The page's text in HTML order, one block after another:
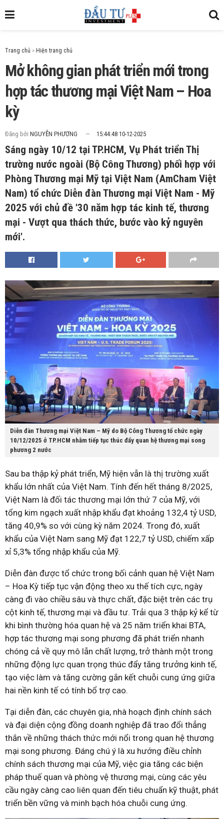
Trang chủ »
Mở không gian phát triển mới trong
hợp tác thương mại Việt Nam – Hoa
kỳ
Đăng bởi NGUYỄN PHƯƠNG 15:44:48 10-12-2025
Sáng ngày 10/12 tại TP.HCM, Vụ Phát triển Thị
trường nước ngoài (Bộ Công Thương) phối hợp với
Phòng Thương mại Mỹ tại Việt Nam (AmCham Việt
Nam) tổ chức Diễn đàn Thương mại Việt Nam - Mỹ
2025 với chủ đề '30 năm hợp tác kinh tế, thương
mại - Vượt qua thách thức, bước vào kỷ nguyên
mới'.
Diễn đàn Thương mại Việt Nam – Mỹ do Bộ Công Thương tổ chức ngày
10/12/2025 ở TP.HCM nhằm tiếp tục thúc đẩy quan hệ thương mại song
phương 2 nước
Sau ba thập kỷ phát triển, Mỹ hiện vẫn là thị trường xuất
khẩu lớn nhất của Việt Nam. Tính đến hết tháng 8/2025,
Việt Nam là đối tác thương mại lớn thứ 7 của Mỹ, với
tổng kim ngạch xuất nhập khẩu đạt khoảng 132,4 tỷ USD,
tăng 40,9% so với cùng kỳ năm 2024. Trong đó, xuất
khẩu của Việt Nam sang Mỹ đạt 122,7 tỷ USD, chiếm xấp
xỉ 5,3% tổng nhập khẩu của Mỹ.
Diễn đàn được tổ chức trong bối cảnh quan hệ Việt Nam
– Hoa Kỳ tiếp tục vận động theo xu thế tích cực, ngày
càng đi vào chiều sâu và thực chất, đặc biệt trên các trụ
cột kinh tế, thương mại và đầu tư. Trải qua 3 thập kỷ kể từ
khi bình thường hóa quan hệ và 25 năm triển khai BTA,
hợp tác thương mại song phương đã phát triển nhanh
chóng cả về quy mô lẫn chất lượng, trở thành một trong
những động lực quan trọng thúc đẩy tăng trưởng kinh tế,
tạo việc làm và tăng cường gắn kết chuỗi cung ứng giữa
hai nền kinh tế có tính bổ trợ cao.
Tại diễn đàn, các chuyên gia, nhà hoạch định chính sách
và đại diện cộng đồng doanh nghiệp đã trao đổi thẳng
thắn về những thách thức mới nổi trong quan hệ thương
mại song phương. Đáng chú ý là xu hướng điều chỉnh
chính sách thương mại của Mỹ, việc gia tăng các biện
pháp thuế quan và phòng vệ thương mại, cùng các yêu
cầu ngày càng cao liên quan đến tiêu chuẩn kỹ thuật, phát
triển bền vững và minh bạch hóa chuỗi cung ứng.